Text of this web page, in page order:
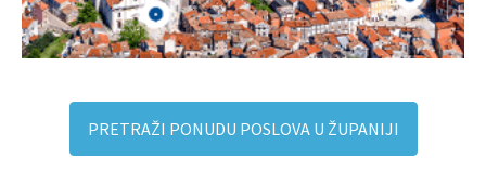
PRETRAŽI PONUDU POSLOVA U ŽUPANIJI